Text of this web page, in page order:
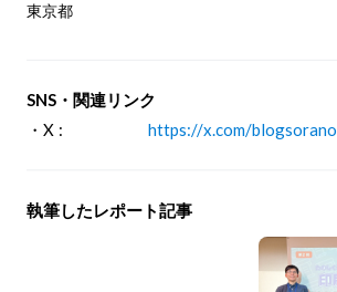
東京都
SNS・関連リンク
・X :
https://x.com/blogsorano
執筆したレポート記事